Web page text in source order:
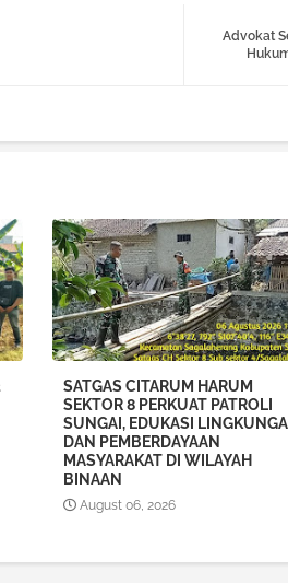
Advokat
SATGAS CITARUM HARUM
SEKTOR 8 PERKUAT PATROLI
SUNGAI, EDUKASI
DAN PEMBERDAYAAN
MASYARAKAT DI WILAYAH
BINAAN
August 06, 2026